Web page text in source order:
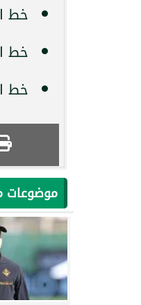
خط
خط
خط
موضوعات